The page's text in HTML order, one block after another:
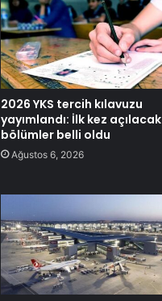
2026 YKS tercih kılavuzu
yayımlandı: İlk kez açılacak
bölümler belli oldu
Ağustos 6, 2026